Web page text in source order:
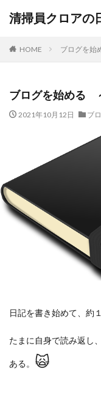
清掃員クロアの
HOME ブログを始
ブログを始める
2021年10月12日 ブ
日記を書き始めて、約
たまに自身で読み返し
ある。 🙀